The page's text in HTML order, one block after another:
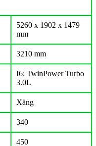
5260 x 1902 x 1479
mm
3210 mm
I6; TwinPower Turbo
3.0L
Xăng
340
450